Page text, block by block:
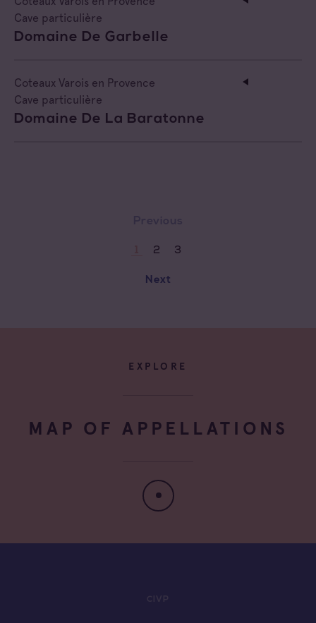
Cave particulière
Domaine De Garbelle
Coteaux Varois en Provence
Cave particulière
Domaine De La Baratonne
2 3
Next
EXPLORE
MAP OF APPELLATIONS